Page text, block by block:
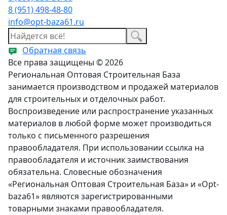
8 (951) 498-48-80
info@opt-baza61.ru
Обратная связь
Все права защищены © 2026
Региональная Оптовая Строительная База
занимается производством и продажей материалов
для строительных и отделочных работ.
Воспроизведение или распространение указанных
материалов в любой форме может производиться
только с письменного разрешения
правообладателя. При использовании ссылка на
правообладателя и источник заимствования
обязательна. Словесные обозначения
«Региональная Оптовая Строительная База» и «Opt-
baza61» являются зарегистрированными
товарными знаками правообладателя.